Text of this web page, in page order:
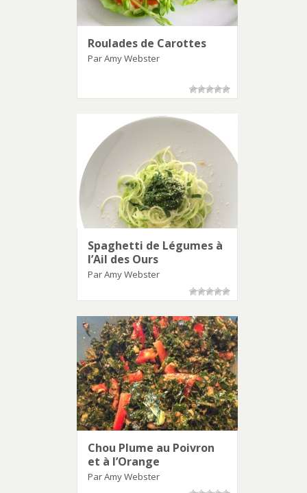
Roulades de Carottes
Par Amy Webster
Spaghetti de Légumes à
l’Ail des Ours
Par Amy Webster
Chou Plume au Poivron
et à l’Orange
Par Amy Webster